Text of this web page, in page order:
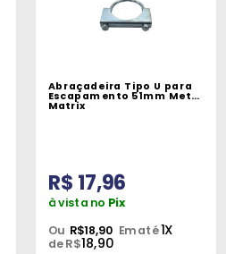
Abraçadeira Tipo U para
Escapamento 51mm Metal
Matrix
R$ 17,96
à vista no Pix
Ou R$18,90 Em até1X
de R$18,90